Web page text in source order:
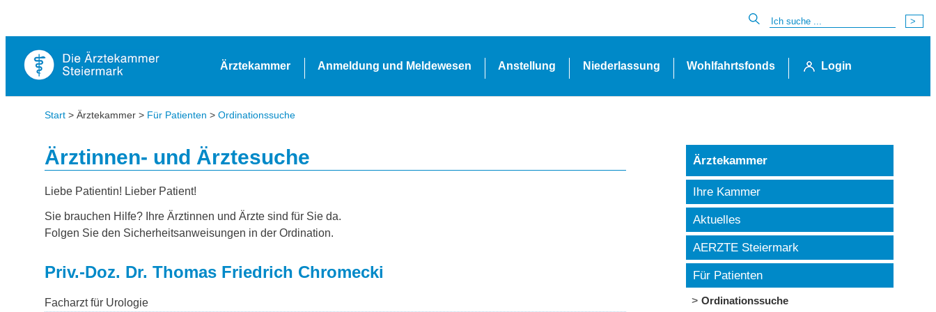
Ärztekammer Anmeldung und Meldewesen Anstellung Niederlassung Wohlfahrtsfonds Login
Start > Ärztekammer > Für Patienten > Ordinationssuche
Ärztinnen- und Ärztesuche
Liebe Patientin! Lieber Patient!
Sie brauchen Hilfe? Ihre Ärztinnen und Ärzte sind für Sie da.
Folgen Sie den Sicherheitsanweisungen in der Ordination.
Priv.-Doz. Dr. Thomas Friedrich Chromecki
Facharzt für Urologie
Ärztekammer
Ihre Kammer
Aktuelles
AERZTE Steiermark
Für Patienten
Ordinationssuche